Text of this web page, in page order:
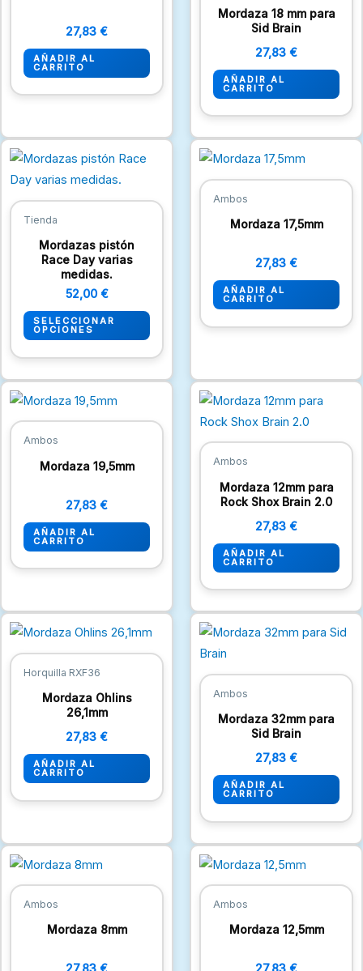
27,83 €
AÑADIR AL
CARRITO
Mordaza 18 mm para
Sid Brain
27,83 €
AÑADIR AL
CARRITO
Tienda
Mordazas pistón
Race Day varias
medidas.
52,00 €
SELECCIONAR
OPCIONES
múltiples
pueden
elegir
en
la
de
Ambos
Mordaza 17,5mm
27,83 €
AÑADIR AL
CARRITO
Ambos
Mordaza 19,5mm
27,83 €
AÑADIR AL
CARRITO
Ambos
Mordaza 12mm para
Rock Shox Brain 2.0
27,83 €
AÑADIR AL
CARRITO
Horquilla RXF36
Mordaza Ohlins
26,1mm
27,83 €
AÑADIR AL
CARRITO
Ambos
Mordaza 32mm para
Sid Brain
27,83 €
AÑADIR AL
CARRITO
Ambos
Mordaza 8mm
Ambos
Mordaza 12,5mm